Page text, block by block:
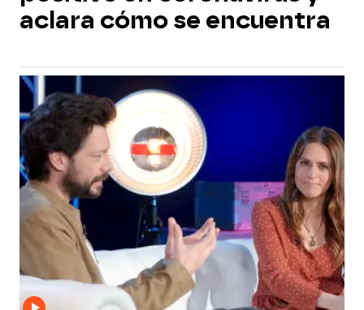
aclara cómo se encuentra